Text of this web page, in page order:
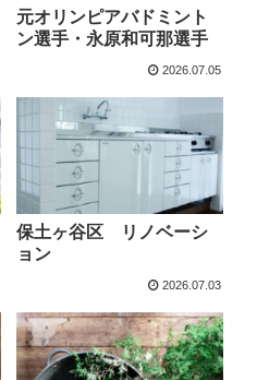
元オリンピアバドミント
ン選手・永原和可那選手
2026.07.05
保土ヶ谷区 リノベーシ
ョン
2026.07.03